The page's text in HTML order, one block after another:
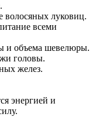
волосяных луковиц.
всеми
и объема шевелюры.
головы.
желез.
энергией и